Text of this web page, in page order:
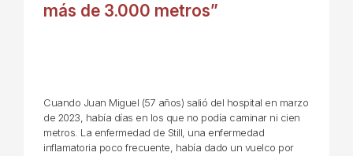
más de 3.000 metros”
Cuando Juan Miguel (57 años) salió del hospital en marzo
de 2023, había días en los que no podía caminar ni cien
metros. La enfermedad de Still, una enfermedad
inflamatoria poco frecuente, había dado un vuelco por